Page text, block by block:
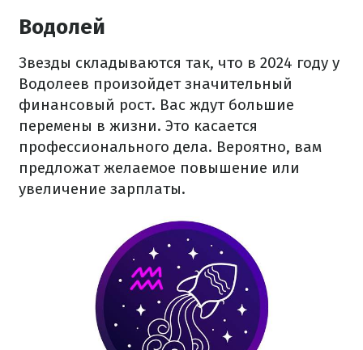
Водолей
Звезды складываются так, что в 2024 году у
Водолеев произойдет значительный
финансовый рост. Вас ждут большие
перемены в жизни. Это касается
профессионального дела. Вероятно, вам
предложат желаемое повышение или
увеличение зарплаты.